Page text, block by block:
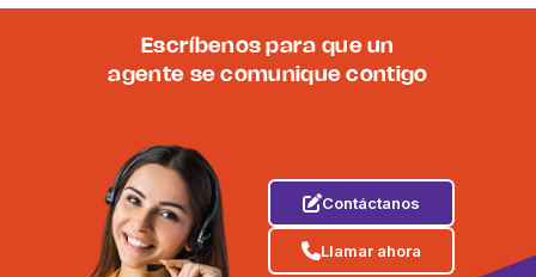
Escríbenos para que un
agente se comunique contigo
Contáctanos
Llamar ahora